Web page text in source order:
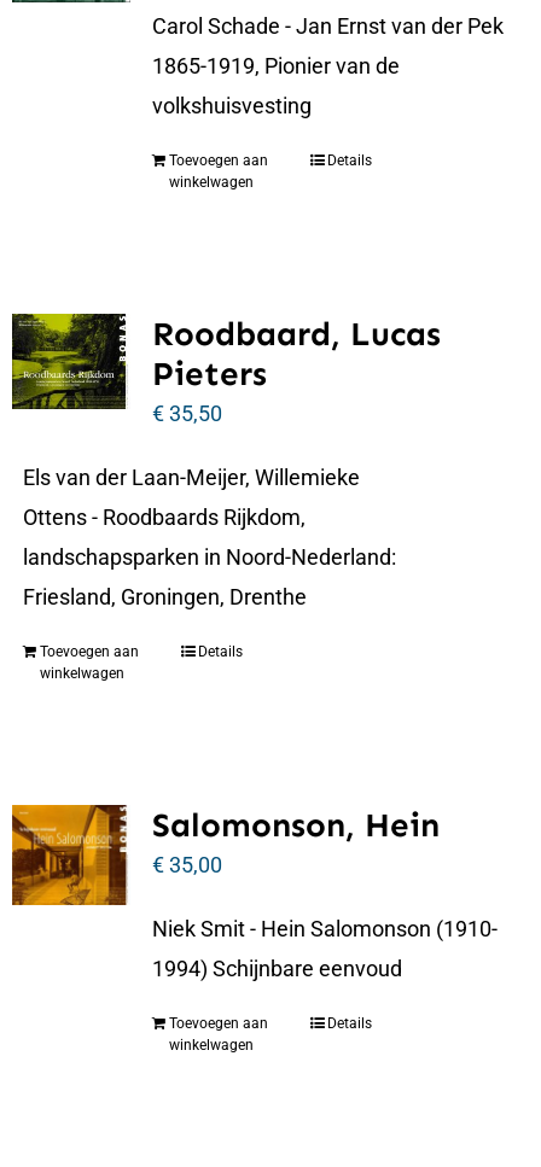
Carol Schade - Jan Ernst van der Pek
1865-1919, Pionier van de
volkshuisvesting
Toevoegen aan
winkelwagen
Details
Roodbaard, Lucas
Pieters
€35,50
Els van der Laan-Meijer, Willemieke
Ottens - Roodbaards Rijkdom,
landschapsparken in Noord-Nederland:
Friesland, Groningen, Drenthe
Toevoegen aan
winkelwagen
Details
Salomonson, Hein
€35,00
Niek Smit - Hein Salomonson (1910-
1994) Schijnbare eenvoud
Toevoegen aan
winkelwagen
Details